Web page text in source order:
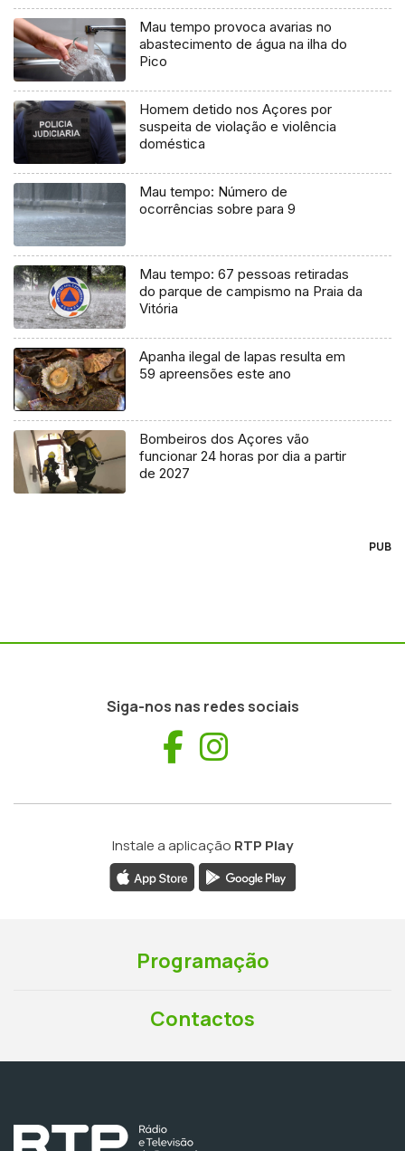
Mau tempo provoca avarias no
abastecimento de água na ilha do
Pico
Homem detido nos Açores por
suspeita de violação e violência
doméstica
Mau tempo: Número de
ocorrências sobre para 9
Mau tempo: 67 pessoas retiradas
do parque de campismo na Praia da
Vitória
Apanha ilegal de lapas resulta em
59 apreensões este ano
Bombeiros dos Açores vão
funcionar 24 horas por dia a partir
de 2027
PUB
Siga-nos nas redes sociais
Facebook
Instale a aplicação RTP Play
Programação
Contactos